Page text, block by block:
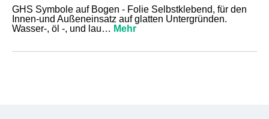
GHS Symbole auf Bogen - Folie Selbstklebend, für den
Innen-und Außeneinsatz auf glatten Untergründen.
Wasser-, öl -, und lau… Mehr